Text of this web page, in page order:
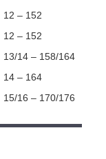
12 – 152
12 – 152
13/14 – 158/164
14 – 164
15/16 – 170/176